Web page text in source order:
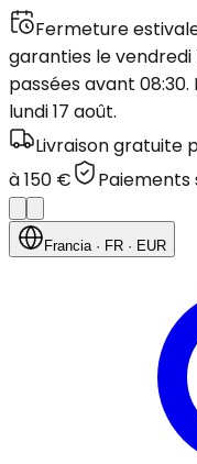
Fermeture
garanties le
passées avant 08:30.
lundi 17 août.
Livraison gratuite
à 150 €
Paiements
Francia· FR · EUR